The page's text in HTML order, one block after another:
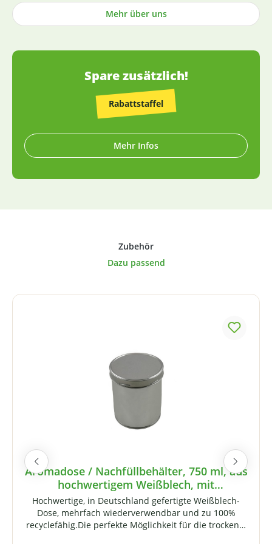
Tabletten sowie die Abfüllung praktisch aller Produkte
erfolgt in Deutschland (die wenigen Ausnahmen sind
Mehr über uns
Spare zusätzlich!
Rabattstaffel
Mehr Infos
Produktgalerie überspringen
Aromadose / Nachfüllbehälter, 750 ml, aus
hochwertigem Weißblech, mit
Schraubverschluss
Hochwertige, in Deutschland gefertigte Weißblech-
Dose, mehrfach wiederverwendbar und zu 100%
recyclefähig.Die perfekte Möglichkeit für die trockene,